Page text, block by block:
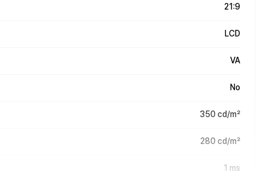
21:9
LCD
VA
No
350 cd/m²
280 cd/m²
1 ms